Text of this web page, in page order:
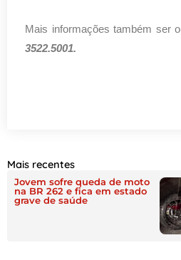
Mais informações também ser
3522.5001.
Mais recentes
Jovem sofre queda de moto
na BR 262 e fica em estado
grave de saúde